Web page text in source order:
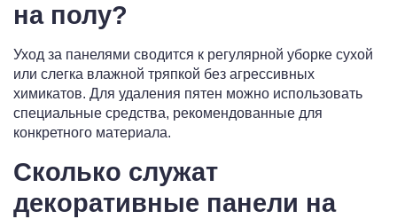
на полу?
Уход за панелями сводится к регулярной уборке сухой
или слегка влажной тряпкой без агрессивных
химикатов. Для удаления пятен можно использовать
специальные средства, рекомендованные для
конкретного материала.
Сколько служат
декоративные панели на